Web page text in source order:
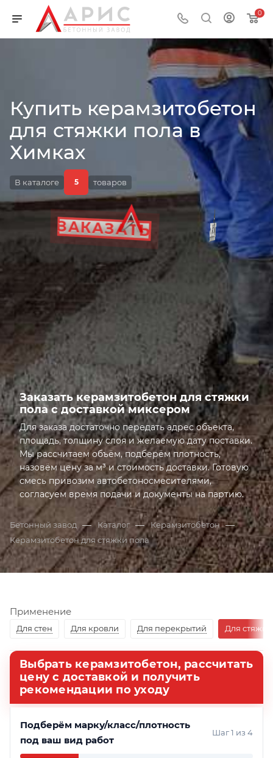
0
Купить керамзитобетон
для стяжки пола в
Химках
В каталоге 5 товаров
ЦЕНА
ДОСТАВКА
ЗАКАЗАТЬ
ПРИМЕНЕНИЕ
ПЛОТНОСТЬ
Заказать керамзитобетон для стяжки
пола с доставкой миксером
Для заказа достаточно передать адрес объекта,
площадь, толщину слоя и желаемую дату поставки.
Мы рассчитаем объём, подберём плотность,
назовём цену за м³ и стоимость доставки. Готовую
смесь привозим автобетоносмесителями,
согласуем время подачи и документы на партию.
Открыта грань: Заказать керамзитобетон для
Бетонный завод — Каталог — Керамзитобетон —
Керамзитобетон для стяжки пола
Применение
Для стен Для кровли Для перекрытий Для
Выбрать керамзитобетон, рассчитать
цену с доставкой и получить
рекомендации по уходу
Подберём марку/класс/плотность
под ваш вид работ
Шаг 1 из 4